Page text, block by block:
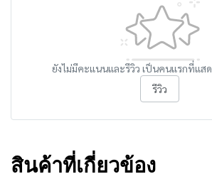
ยังไม่มีคะแนนและรีวิว เป็นคนแรกที่แส
รีวิว
สินค้าที่เกี่ยวข้อง